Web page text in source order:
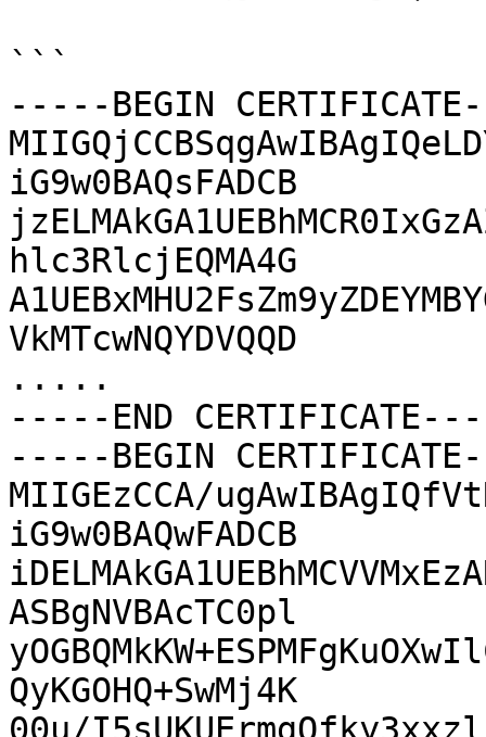
```
-----BEGIN
iG9w0BAQsFADCB
hlc3RlcjEQMA4G
VkMTcwNQYDVQQD
.....
-----END
-----BEGIN
MIIGEzCCA/
iG9w0BAQwFADCB
ASBgNVBAcTC0pl
QyKGOHQ+SwMj4K